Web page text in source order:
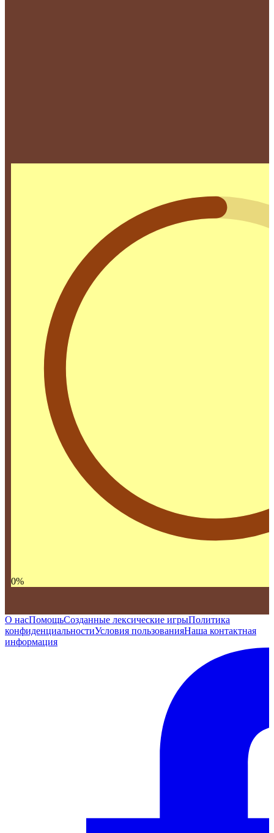
0%
О насПомощьСозданные лексические игрыПолитика
конфиденциальностиУсловия пользованияНаша контактная
информация